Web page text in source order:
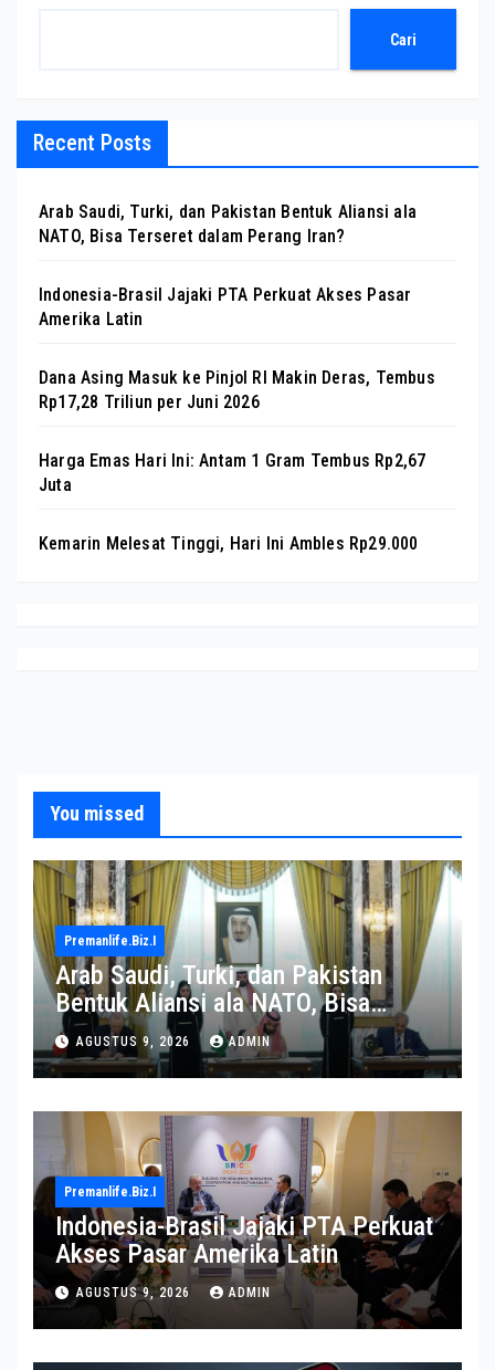
Cari
Recent Posts
Arab Saudi, Turki, dan Pakistan Bentuk Aliansi ala
NATO, Bisa Terseret dalam Perang Iran?
Indonesia-Brasil Jajaki PTA Perkuat Akses Pasar
Amerika Latin
Dana Asing Masuk ke Pinjol RI Makin Deras, Tembus
Rp17,28 Triliun per Juni 2026
Harga Emas Hari Ini: Antam 1 Gram Tembus Rp2,67
Juta
Kemarin Melesat Tinggi, Hari Ini Ambles Rp29.000
You missed
Premanlife.biz.i
Arab Saudi, Turki, dan Pakistan
Bentuk Aliansi ala NATO, Bisa
Terseret dalam Perang Iran?
AGUSTUS 9, 2026 ADMIN
Premanlife.biz.i
Indonesia-Brasil Jajaki PTA Perkuat
Akses Pasar Amerika Latin
AGUSTUS 9, 2026 ADMIN